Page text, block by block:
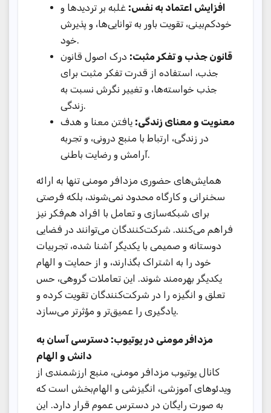
افزایش اعتماد به نفس: غلبه بر تردیدها و
خودکم‌بینی، تقویت باور به توانایی‌ها، و پذیرش
خود.
قانون جذب و تفکر مثبت: درک اصول قانون
جذب، استفاده از قدرت تفکر مثبت برای
جذب خواسته‌ها، و تغییر نگرش نسبت به
زندگی.
معنویت و معنای زندگی: یافتن معنا و هدف
در زندگی، ارتباط با منبع درونی، و تجربه
آرامش و رضایت باطنی.
همایش‌های حضوری مزدافر مومنی تنها به ارائه
سخنرانی و کارگاه محدود نمی‌شوند، بلکه فرصتی
برای شبکه‌سازی و تعامل با افراد هم‌فکر نیز
فراهم می‌کنند. شرکت‌کنندگان می‌توانند در فضایی
دوستانه و صمیمی با یکدیگر آشنا شده، تجربیات
خود را به اشتراک بگذارند، و از حمایت و الهام
یکدیگر بهره‌مند شوند. این تعاملات گروهی، حس
تعلق و انگیزه را در شرکت‌کنندگان تقویت کرده و
یادگیری را عمیق‌تر و مؤثرتر می‌سازد.
مزدافر مومنی در یوتیوب: دسترسی آسان به
دانش و الهام
کانال یوتیوب مزدافر مومنی، منبع ارزشمندی از
ویدئوهای آموزشی، انگیزشی و الهام‌بخش است که
به صورت رایگان در دسترس عموم قرار دارد. این